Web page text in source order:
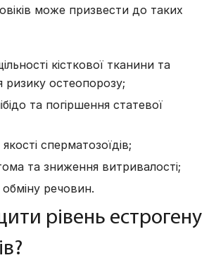
може призвести до таких
кісткової тканини та
ризику остеопорозу;
та погіршення статевої
сперматозоїдів;
та зниження витривалості;
речовин.
рівень естрогену